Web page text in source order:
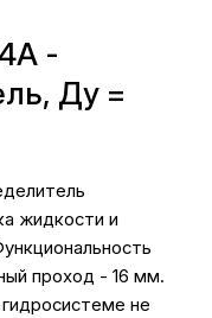
-
Ду =
жидкости и
проход - 16 мм.
не